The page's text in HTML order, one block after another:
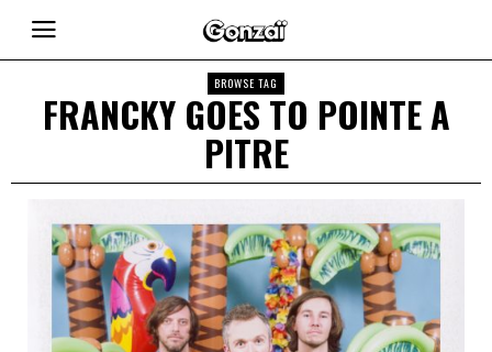
BROWSE TAG
FRANCKY GOES TO POINTE A
PITRE